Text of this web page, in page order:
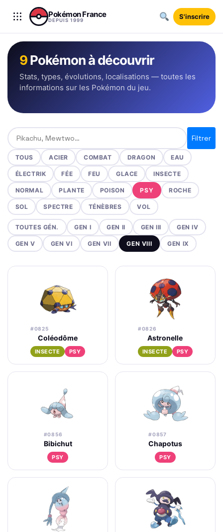
Aller au contenu
Pokémon France
DEPUIS 1999 S'inscrire
9Pokémon à découvrir
Stats, types, évolutions, localisations — toutes les
informations sur les Pokémon du jeu.
Rechercher un Pokémon
Filtrer
TOUS ACIER COMBAT DRAGON EAU
ÉLECTRIK FÉE FEU GLACE INSECTE
NORMAL PLANTE POISON PSY ROCHE
SOL SPECTRE TÉNÈBRES VOL
TOUTES GÉN. GEN I GEN II GEN III GEN IV
GEN V GEN VI GEN VII GEN VIII GEN IX
#0825
Coléodôme
INSECTE PSY
#0826
Astronelle
INSECTE PSY
#0856
Bibichut
PSY
#0857
Chapotus
PSY